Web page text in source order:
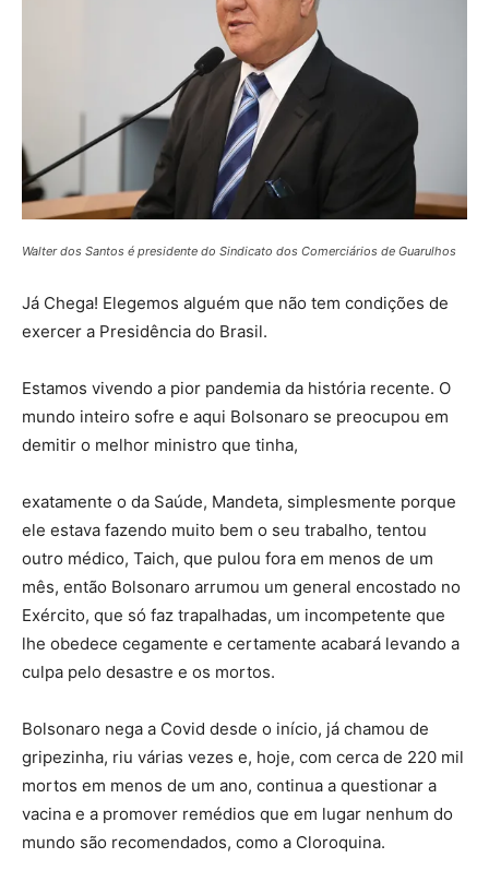
Walter dos Santos é presidente do Sindicato dos Comerciários de Guarulhos
Já Chega! Elegemos alguém que não tem condições de
exercer a Presidência do Brasil.
Estamos vivendo a pior pandemia da história recente. O
mundo inteiro sofre e aqui Bolsonaro se preocupou em
demitir o melhor ministro que tinha,
exatamente o da Saúde, Mandeta, simplesmente porque
ele estava fazendo muito bem o seu trabalho, tentou
outro médico, Taich, que pulou fora em menos de um
mês, então Bolsonaro arrumou um general encostado no
Exército, que só faz trapalhadas, um incompetente que
lhe obedece cegamente e certamente acabará levando a
culpa pelo desastre e os mortos.
Bolsonaro nega a Covid desde o início, já chamou de
gripezinha, riu várias vezes e, hoje, com cerca de 220 mil
mortos em menos de um ano, continua a questionar a
vacina e a promover remédios que em lugar nenhum do
mundo são recomendados, como a Cloroquina.